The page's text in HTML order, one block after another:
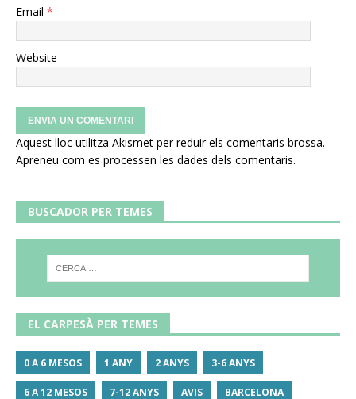
Email *
Website
Aquest lloc utilitza Akismet per reduir els comentaris brossa.
Apreneu com es processen les dades dels comentaris.
BUSCADOR PER TEMES
EL CARPESÀ PER TEMES
0 A 6 MESOS 1 ANY 2 ANYS 3-6 ANYS
6 A 12 MESOS 7-12 ANYS AVIS BARCELONA